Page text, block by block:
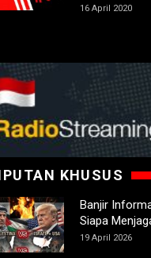
16 April 2020
KHUSUS
Banjir
Siapa
19 April 2026